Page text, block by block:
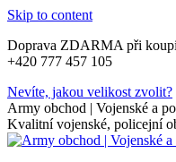
Skip to content
Doprava ZDARMA při
+420 777 457 105
Nevíte, jakou velikost zvolit?
Army obchod | Vojenské a
Kvalitní vojenské, policejní